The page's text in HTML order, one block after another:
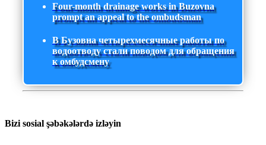
Four-month drainage works in Buzovna
prompt an appeal to the ombudsman
В Бузовна четырехмесячные работы по
водоотводу стали поводом для обращения
к омбудсмену
Bizi sosial şəbəkələrdə izləyin